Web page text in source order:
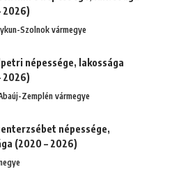
2026)
Szolnok vármegye
népessége, lakossága
2026)
Zemplén vármegye
népessége,
(2020 – 2026)